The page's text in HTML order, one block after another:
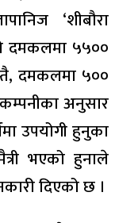
‘शीबौरा
दमकलमा ५५००
दमकलमा ५००
अनुसार
उपयोगी हुनुका
भएको हुनाले
दिएको छ ।